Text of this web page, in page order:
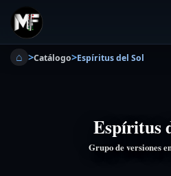
⌂ >Catálogo>Espíritus del Sol
Espíritus
Grupo de versiones